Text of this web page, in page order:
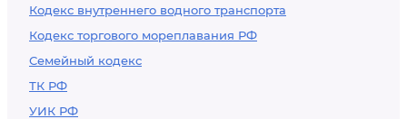
Кодекс внутреннего водного транспорта
Кодекс торгового мореплавания РФ
Семейный кодекс
ТК РФ
УИК РФ